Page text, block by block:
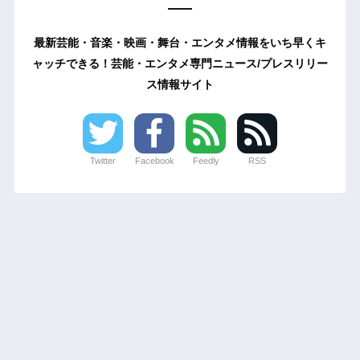
最新芸能・音楽・映画・舞台・エンタメ情報をいち早くキ
ャッチできる！芸能・エンタメ専門ニュース/プレスリリー
ス情報サイト
Twitter Facebook Feedly RSS